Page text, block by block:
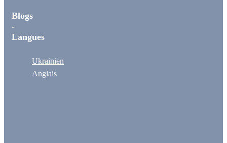
Blogs
-
Langues
Ukrainien
Anglais